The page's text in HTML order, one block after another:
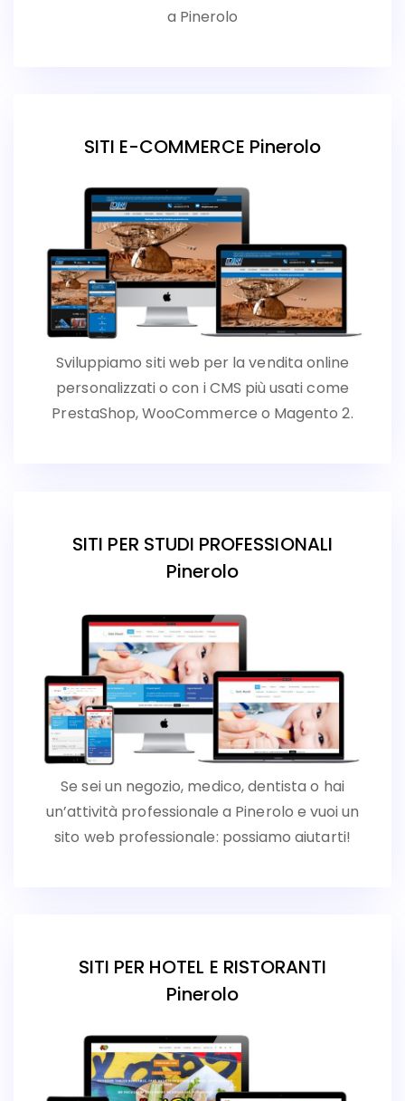
a Pinerolo
SITI E-COMMERCE Pinerolo
Sviluppiamo siti web per la vendita online
personalizzati o con i CMS più usati come
PrestaShop, WooCommerce o Magento 2.
SITI PER STUDI PROFESSIONALI
Pinerolo
Se sei un negozio, medico, dentista o hai
un’attività professionale a Pinerolo e vuoi un
sito web professionale: possiamo aiutarti!
SITI PER HOTEL E RISTORANTI
Pinerolo